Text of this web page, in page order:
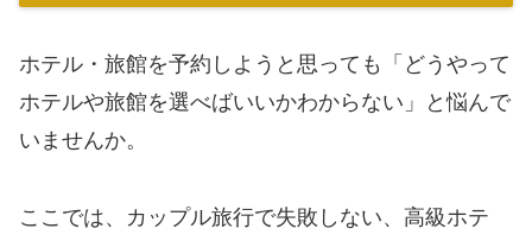
ホテル・旅館を予約しようと思っても「どうやって
ホテルや旅館を選べばいいかわからない」と悩んで
いませんか。
ここでは、カップル旅行で失敗しない、高級ホテ